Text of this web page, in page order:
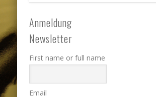
Anmeldung
Newsletter
First name or full name
Email